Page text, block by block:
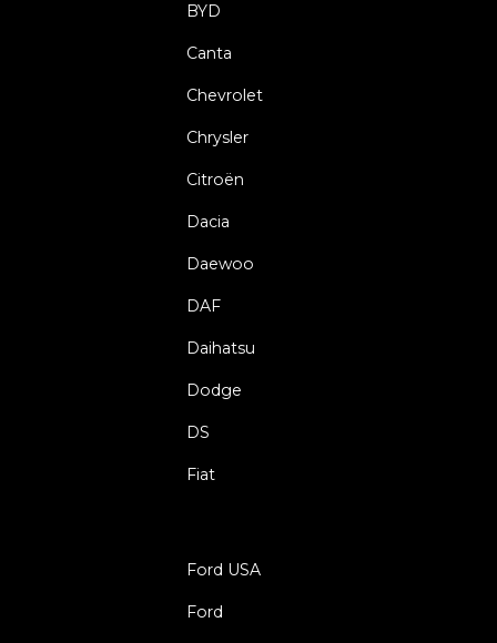
BYD
Canta
Chevrolet
Chrysler
Citroën
Dacia
Daewoo
DAF
Daihatsu
Dodge
DS
Fiat
Ford USA
Ford